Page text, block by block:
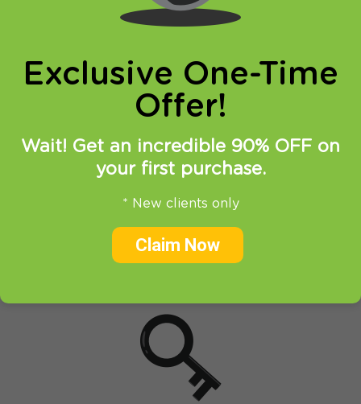
100% конфиденциальность
VPN-серверыподобны плащу анонимности,
скрывающему ваш реальный IP-адрес. Вы можете сохранить
личности, поскольку VPN создает безопасный туннель между
вашим компьютером и Интернетом.
Exclusive One-Time
Offer!
Wait! Get an incredible 90% OFF on
your first purchase.
* New clients only
Claim Now